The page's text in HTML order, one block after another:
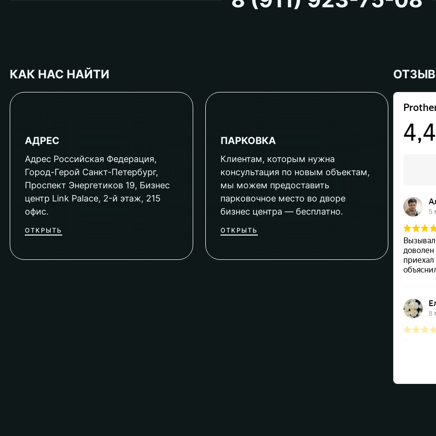
КАК НАС НАЙТИ
АДРЕС
Адрес Российская Федерация,
Город-Герой Санкт-Петербург,
Проспект Энергетиков 19, Бизнес
центр Link Palace, 2-й этаж, 215
офис.
ОТКРЫТЬ
ПАРКОВКА
Клиентам, которым нужна
консультация по новым объектам,
мы можем предоставить
парковочное место во дворе
бизнес центра — бесплатно.
ОТКРЫТЬ